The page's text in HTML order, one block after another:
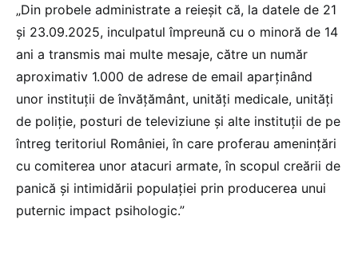
„Din probele administrate a reieșit că, la datele de 21
și 23.09.2025, inculpatul împreună cu o minoră de 14
ani a transmis mai multe mesaje, către un număr
aproximativ 1.000 de adrese de email aparținând
unor instituții de învățământ, unități medicale, unități
de poliție, posturi de televiziune și alte instituții de pe
întreg teritoriul României, în care proferau amenințări
cu comiterea unor atacuri armate, în scopul creării de
panică și intimidării populației prin producerea unui
puternic impact psihologic.”